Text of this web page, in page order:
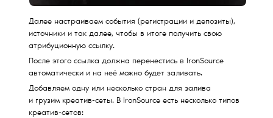
Далее настраиваем события (регистрации и депозиты),
источники и так далее, чтобы в итоге получить свою
атрибуционную ссылку.
После этого ссылка должна перенестись в IronSource
автоматически и на неё можно будет заливать.
Добавляем одну или несколько стран для залива
и грузим креатив-сеты. В IronSource есть несколько типов
креатив-сетов: